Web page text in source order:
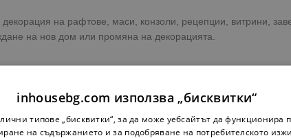
на рафтове, маси, конзоли, рецепции, витрини,
на нов дом или промяна на декорацията.
своите предпочитания и наш консултант ще се свърже
inhousebg.com използва „бисквитки“
типове „бисквитки“, за да може уебсайтът да функционира
на съдържанието и за подобряване на потребителското